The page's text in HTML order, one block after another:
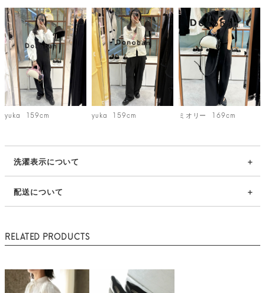
yuka 159cm yuka 159cm ミオリー 169cm
洗濯表示について
配送について
RELATED PRODUCTS